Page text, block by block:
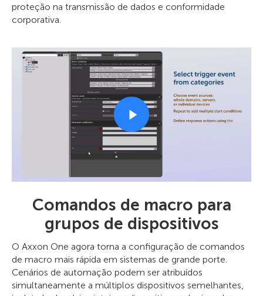
proteção na transmissão de dados e conformidade
corporativa.
Comandos de macro para
grupos de dispositivos
O Axxon One agora torna a configuração de comandos
de macro mais rápida em sistemas de grande porte.
Cenários de automação podem ser atribuídos
simultaneamente a múltiplos dispositivos semelhantes,